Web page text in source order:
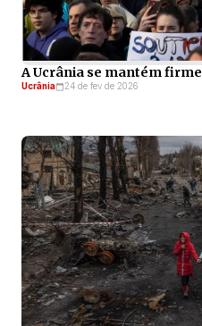
A Ucrânia se mantém firme
Ucrânia 24 de fev de 2026